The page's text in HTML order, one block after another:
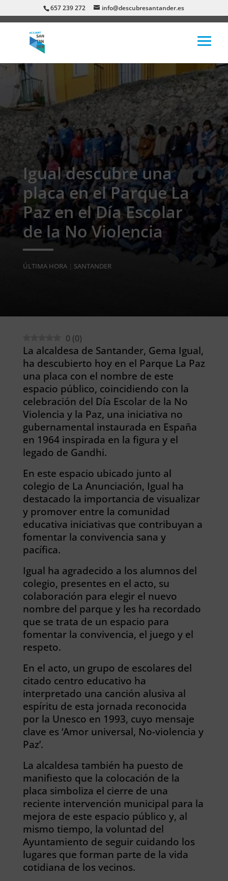
657 239 272 info@descubresantander.es
Igual descubre una
placa en el Parque La
Paz en el Día Escolar
de la No Violencia
ÚLTIMA HORA| SANTANDER
0 (0)
La alcaldesa de Santander, Gema Igual,
ha descubierto hoy en el Parque La Paz
una placa con el nombre de este
espacio público, coincidiendo con la
celebración del Día Escolar de la No
Violencia y la Paz, una iniciativa no
gubernamental instaurada en España
en 1964 inspirada en la figura y el
legado de Gandhi.
En este espacio ubicado junto al
colegio de La Anunciación, Igual ha
destacado la importancia de visualizar
y promover entre la comunidad
educativa iniciativas que contribuyan a
fomentar la convivencia sana y
pacífica.
Igual ha agradecido a los alumnos del
colegio, presentes en el acto, su
colaboración para elegir el nuevo
nombre del parque y les ha recordado
que se trata de un espacio para
fomentar la convivencia, el juego y el
respeto.
En el acto, un grupo de escolares del
citado centro educativo ha
interpretado una canción alusiva al
espíritu de esta jornada reconocida
por la Unesco en 1993, cuyo mensaje
clave es ‘Amor universal, No-violencia y
Paz’.
La alcaldesa también ha puesto de
manifiesto que la colocación de la
placa simboliza el cierre de una
reciente intervención municipal para la
mejora de este espacio público y, al
mismo tiempo, la voluntad del
Ayuntamiento de seguir cuidando los
lugares que forman parte de la vida
cotidiana de los vecinos.